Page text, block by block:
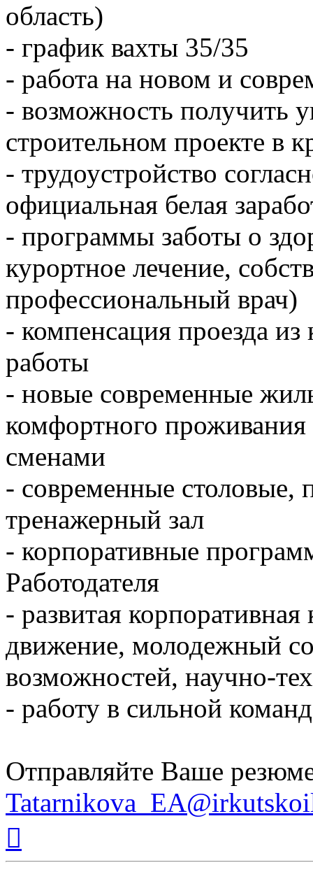
область)
- график вахты 35/35
- работа на новом и
- возможность получить
строительном проекте в
- трудоустройство
официальная белая
- программы заботы о
курортное лечение,
профессиональный врач)
- компенсация проезда
работы
- новые современные
комфортного
сменами
- современные столовые,
тренажерный зал
- корпоративные
Работодателя
- развитая корпоративная
движение, молодежный
возможностей, научно-
- работу в сильной
Отправляйте Ваше
началу